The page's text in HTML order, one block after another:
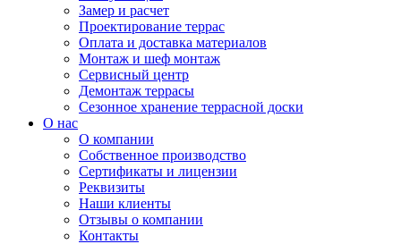
Замер и расчет
Проектирование террас
Оплата и доставка материалов
Монтаж и шеф монтаж
Сервисный центр
Демонтаж террасы
Сезонное хранение террасной доски
О нас
О компании
Собственное производство
Сертификаты и лицензии
Реквизиты
Наши клиенты
Отзывы о компании
Контакты